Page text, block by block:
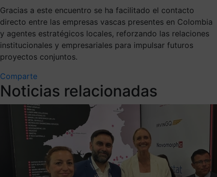
Gracias a este encuentro se ha facilitado el contacto
directo entre las empresas vascas presentes en Colombia
y agentes estratégicos locales, reforzando las relaciones
institucionales y empresariales para impulsar futuros
proyectos conjuntos.
Comparte
Noticias relacionadas